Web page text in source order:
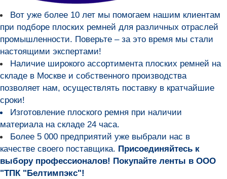
Вот уже более 10 лет мы помогаем нашим клиентам
при подборе плоских ремней для различных отраслей
промышленности. Поверьте – за это время мы стали
настоящими экспертами!
Наличие широкого ассортимента плоских ремней на
складе в Москве и собственного производства
позволяет нам, осуществлять поставку в кратчайшие
сроки!
Изготовление плоского ремня при наличии
материала на складе 24 часа.
Более 5 000 предприятий уже выбрали нас в
качестве своего поставщика. Присоединяйтесь к
выбору профессионалов! Покупайте ленты в ООО
"ТПК "Белтимпэкс"!